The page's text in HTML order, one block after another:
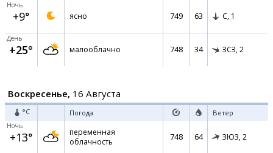
Ночь
+9° ясно 749 63 С, 1
День
+25° малооблачно 748 34 ЗСЗ, 2
Воскресенье, 16 Августа
°C Погода Ветер
Ночь
+13°
переменная
облачность
748 64 ЗЮЗ, 2